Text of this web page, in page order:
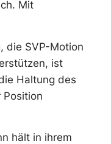
Mit
die SVP-Motion
ist
Haltung des
Position
hält in ihrem